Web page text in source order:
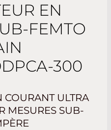
EN
FEMTO
300
COURANT ULTRA
MESURES SUB-